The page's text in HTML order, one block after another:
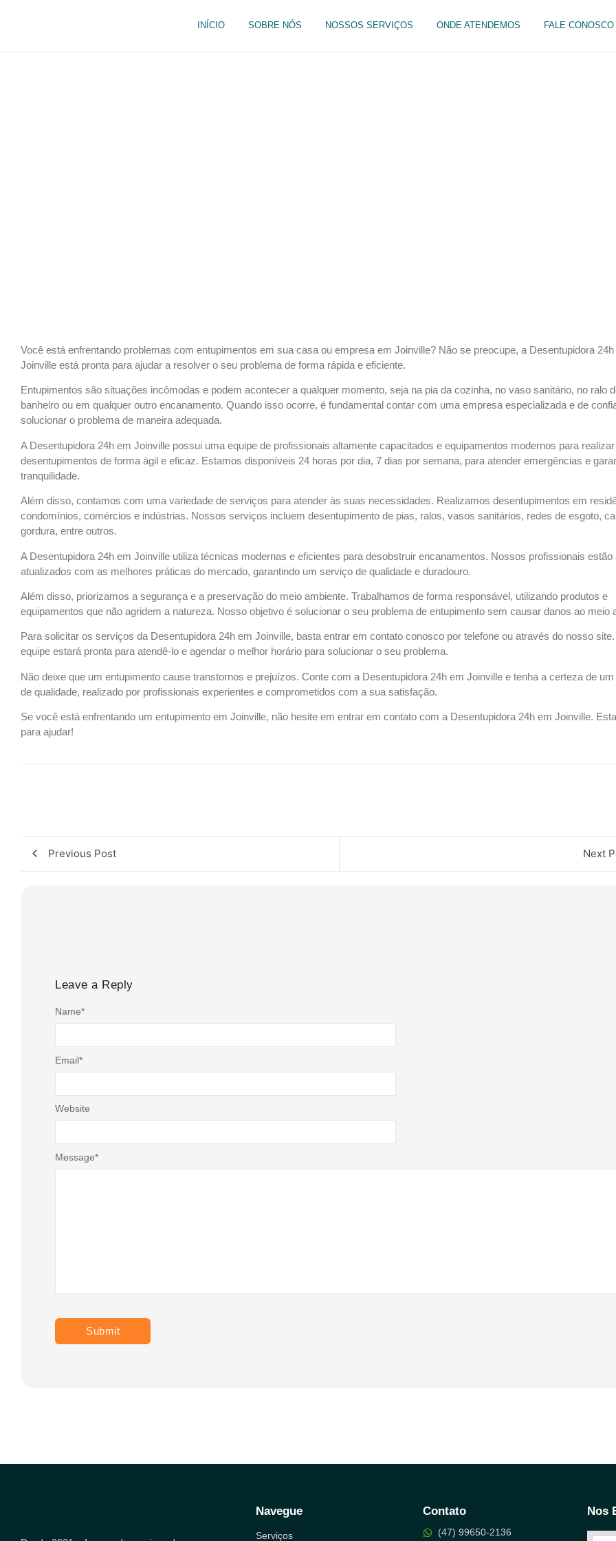
INÍCIO SOBRE NÓS NOSSOS SERVIÇOS ONDE ATENDEMOS FALE CONOSCO
Você está enfrentando problemas com entupimentos em sua casa ou empresa em Joinville? Não se preocupe, a Desentupidora 24h
Joinville está pronta para ajudar a resolver o seu problema de forma rápida e eficiente.
Entupimentos são situações incômodas e podem acontecer a qualquer momento, seja na pia da cozinha, no vaso sanitário, no ralo
banheiro ou em qualquer outro encanamento. Quando isso ocorre, é fundamental contar com uma empresa especializada e de
solucionar o problema de maneira adequada.
A Desentupidora 24h em Joinville possui uma equipe de profissionais altamente capacitados e equipamentos modernos para realizar
desentupimentos de forma ágil e eficaz. Estamos disponíveis 24 horas por dia, 7 dias por semana, para atender emergências e
tranquilidade.
Além disso, contamos com uma variedade de serviços para atender às suas necessidades. Realizamos desentupimentos em
condomínios, comércios e indústrias. Nossos serviços incluem desentupimento de pias, ralos, vasos sanitários, redes de esgoto,
gordura, entre outros.
A Desentupidora 24h em Joinville utiliza técnicas modernas e eficientes para desobstruir encanamentos. Nossos profissionais estão
atualizados com as melhores práticas do mercado, garantindo um serviço de qualidade e duradouro.
Além disso, priorizamos a segurança e a preservação do meio ambiente. Trabalhamos de forma responsável, utilizando produtos e
equipamentos que não agridem a natureza. Nosso objetivo é solucionar o seu problema de entupimento sem causar danos ao meio
Para solicitar os serviços da Desentupidora 24h em Joinville, basta entrar em contato conosco por telefone ou através do nosso
equipe estará pronta para atendê-lo e agendar o melhor horário para solucionar o seu problema.
Não deixe que um entupimento cause transtornos e prejuízos. Conte com a Desentupidora 24h em Joinville e tenha a certeza de
de qualidade, realizado por profissionais experientes e comprometidos com a sua satisfação.
Se você está enfrentando um entupimento em Joinville, não hesite em entrar em contato com a Desentupidora 24h em Joinville.
para ajudar!
Previous Post Next
Leave a Reply
Message*
Name*
Email*
Website
Navegue
Serviços
Contato
(47) 99650-2136
Nos